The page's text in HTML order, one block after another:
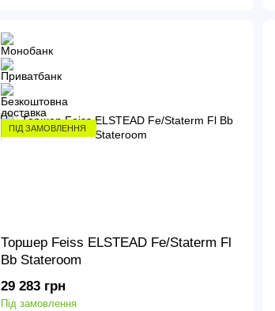
ПІД ЗАМОВЛЕННЯ
Торшер Feiss ELSTEAD Fe/Staterm Fl
Bb Stateroom
29 283 грн
Під замовлення